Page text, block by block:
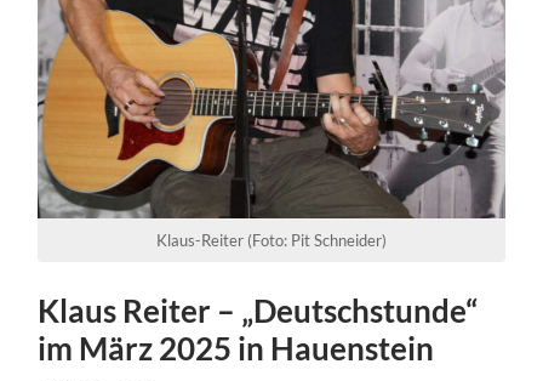
Klaus-Reiter (Foto: Pit Schneider)
Klaus Reiter – „Deutschstunde“
im März 2025 in Hauenstein